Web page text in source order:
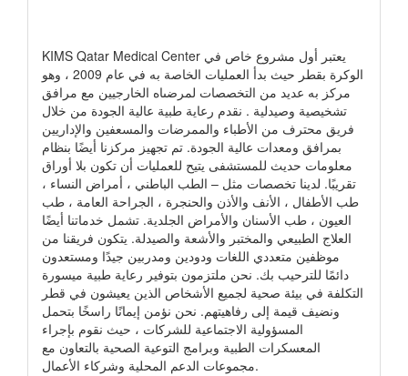
KIMS Qatar Medical Center يعتبر أول مشروع خاص في
الوكرة بقطر حيث بدأ العمليات الخاصة به في عام 2009 ، وهو
مركز به عديد من التخصصات لمرضىاه الخارجيين مع مرافق
تشخيصية وصيدلية . نقدم رعاية طبية عالية الجودة من خلال
فريق محترف من الأطباء والممرضات والمسعفين والإداريين
بمرافق ومعدات عالية الجودة. تم تجهيز مركزنا أيضًا بنظام
معلومات حديث للمستشفى يتيح للعمليات أن تكون بلا أوراق
تقريبًا. لدينا تخصصات مثل – الطب الباطني ، أمراض النساء ،
طب الأطفال ، الأنف والأذن والحنجرة ، الجراحة العامة ، طب
العيون ، طب الأسنان والأمراض الجلدية. تشمل خدماتنا أيضًا
العلاج الطبيعي والمختبر والأشعة والصيدلة. يتكون فريقنا من
موظفين متعددي اللغات ودودين ومدربين جيدًا ومستعدون
دائمًا للترحيب بك. نحن ملتزمون بتوفير رعاية طبية ميسورة
التكلفة في بيئة صحية لجميع الأشخاص الذين يعيشون في قطر
ونضيف قيمة إلى رفاهيتهم. نحن نؤمن إيمانًا راسخًا بتحمل
المسؤولية الاجتماعية للشركات ، حيث نقوم بإجراء
المعسكرات الطبية وبرامج التوعية الصحية بالتعاون مع
مجموعات الدعم المحلية وشركاء الأعمال.